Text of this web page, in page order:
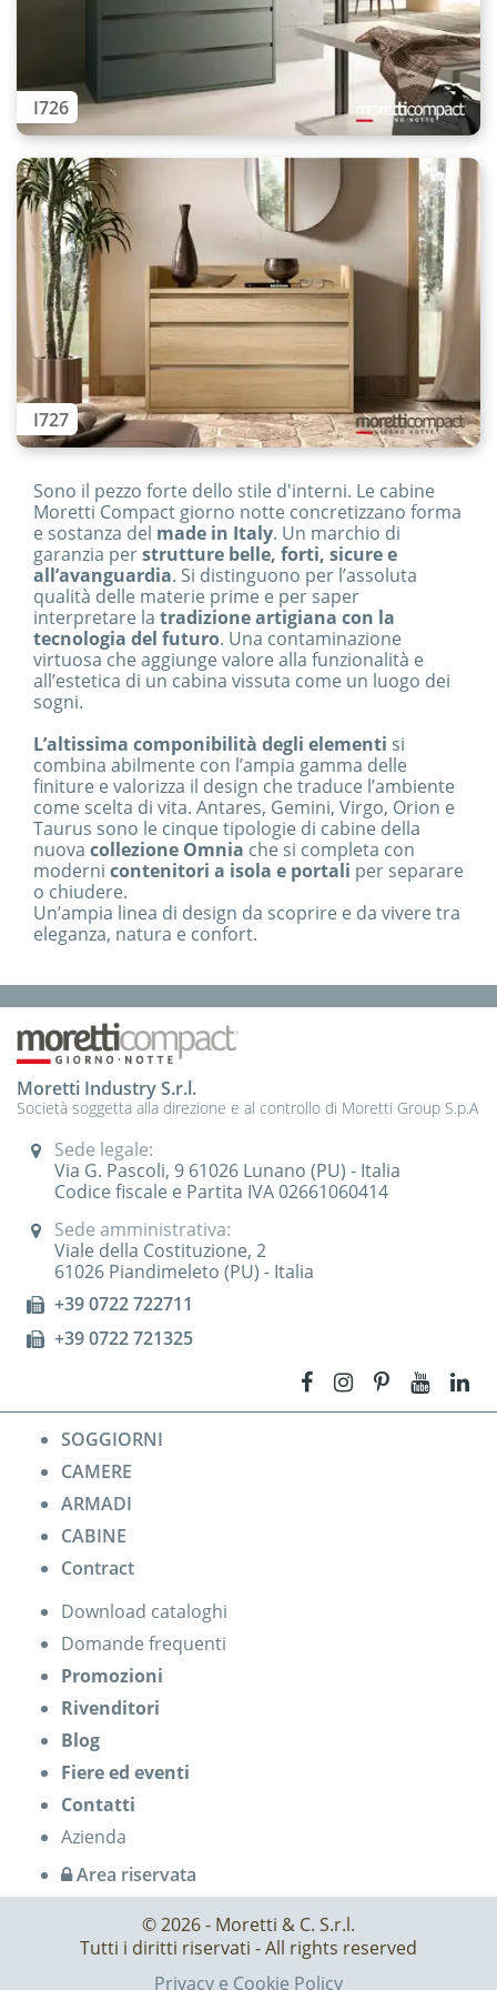
I726
I727
Sono il pezzo forte dello stile d'interni. Le cabine
Moretti Compact giorno notte concretizzano forma
e sostanza del made in Italy. Un marchio di
garanzia perstrutture belle, forti, sicure e
all’avanguardia. Si distinguono per l’assoluta
qualità delle materie prime e per saper
interpretare la tradizione artigiana con la
tecnologia del futuro. Una contaminazione
virtuosa che aggiunge valore alla funzionalità e
all’estetica di un cabina vissuta come un luogo dei
sogni.
L’altissima componibilità degli elementi si
combina abilmente con l’ampia gamma delle
finiture e valorizza il design che traduce l’ambiente
come scelta di vita. Antares, Gemini, Virgo, Orion e
Taurus sono le cinque tipologie di cabine della
nuova collezione Omnia che si completa con
moderni contenitori a isola e portali per separare
o chiudere.
Un’ampia linea di design da scoprire e da vivere tra
eleganza, natura e confort.
Moretti Industry S.r.l.
Società soggetta alla direzione e al controllo di Moretti Group S.p.A
Sede legale:
Via G. Pascoli, 9 61026 Lunano (PU) - Italia
Codice fiscale e Partita IVA 02661060414
Sede amministrativa:
Viale della Costituzione, 2
61026 Piandimeleto (PU) - Italia
+39 0722 722711
+39 0722 721325
SOGGIORNI
CAMERE
ARMADI
CABINE
Contract
Download cataloghi
Domande frequenti
Promozioni
Rivenditori
Blog
Fiere ed eventi
Contatti
Azienda
Area riservata
© 2026 - Moretti & C. S.r.l.
Tutti i diritti riservati - All rights reserved
Privacy e Cookie Policy